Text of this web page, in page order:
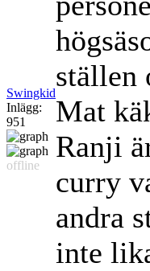
Swingkid
Inlägg:
951
offline
ställen
Mat
Ranji
curry
andra
inte